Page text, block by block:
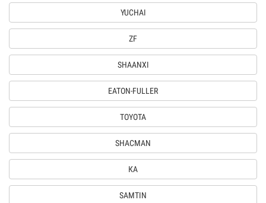
YUCHAI
ZF
SHAANXI
EATON-FULLER
TOYOTA
SHACMAN
КА
SAMTIN